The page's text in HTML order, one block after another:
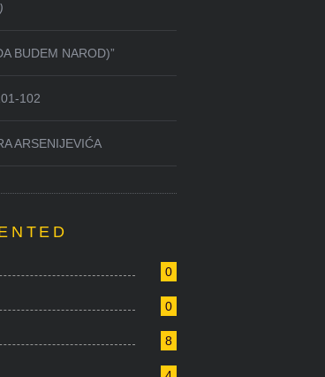
BUDEM NAROD)”
102
ARSENIJEVIĆA
0
0
8